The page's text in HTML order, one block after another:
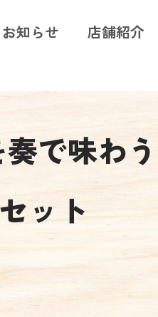
知らせ 店舗紹介
で味わ
ット